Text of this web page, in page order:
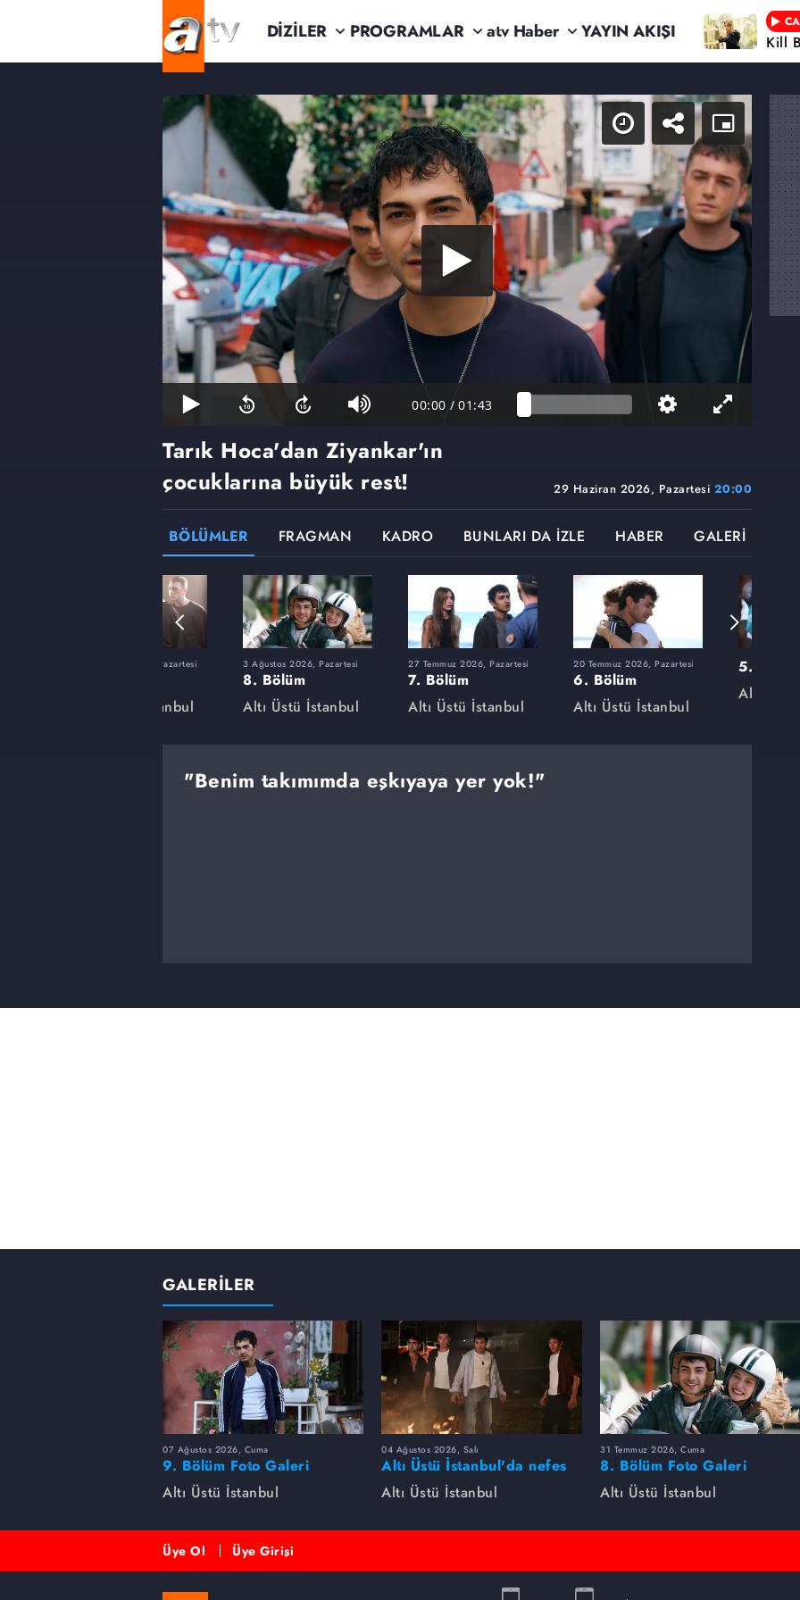
DİZİLER PROGRAMLAR atv Haber YAYIN AKIŞI Kill
00:00 / 01:43
29 Haziran 2026, Pazartesi 20:00
Tarık Hoca'dan Ziyankar'ın
çocuklarına büyük rest!
BÖLÜMLER FRAGMAN KADRO BUNLARI DA İZLE HABER GALERİ
15 Haziran 2026, Pazartesi
Altı Üstü İstanbul
3 Ağustos 2026, Pazartesi
8. Bölüm
Altı Üstü İstanbul
27 Temmuz 2026, Pazartesi
7. Bölüm
Altı Üstü İstanbul
20 Temmuz 2026, Pazartesi
6. Bölüm
Altı Üstü İstanbul
5. Bölüm
Altı Üstü
"Benim takımımda eşkıyaya yer yok!"
GALERİLER
07 Ağustos 2026, Cuma
9. Bölüm Foto Galeri
Altı Üstü İstanbul
04 Ağustos 2026, Salı
Altı Üstü İstanbul'da nefes
kesen bölüm! Uzay'ın yaptığı
hamle herkesi şoke etti
Altı Üstü İstanbul
31 Temmuz 2026, Cuma
8. Bölüm Foto Galeri
Altı Üstü İstanbul
Üye Ol Üye Girişi